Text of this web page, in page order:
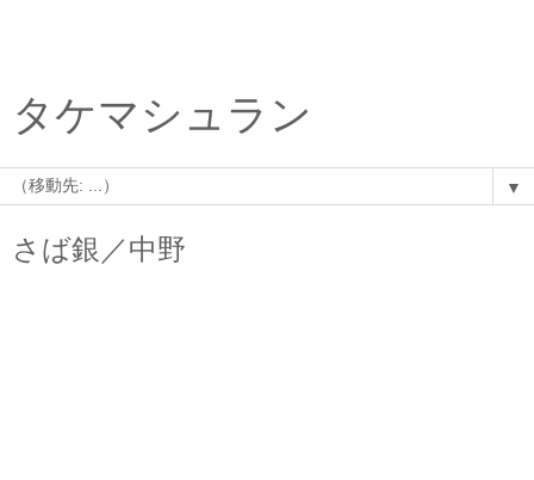
タケマシュラン
▼
さば銀／中野